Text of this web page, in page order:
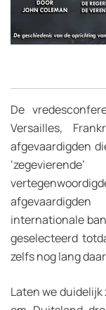
De
Versailles,
afgevaardigden
internationale
geselecteerd
zelfs nog lang
Laten we